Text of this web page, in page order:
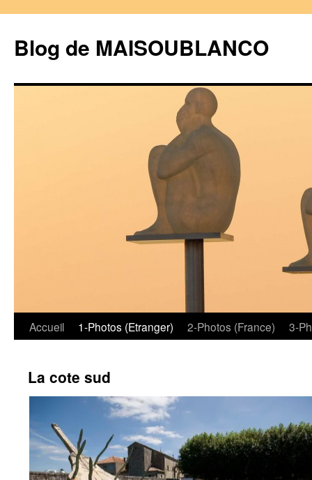
Blog de MAISOUBLANCO
Aller
contenu
Accueil 1-Photos (Etranger) 2-Photos (France) 3-
La cote sud